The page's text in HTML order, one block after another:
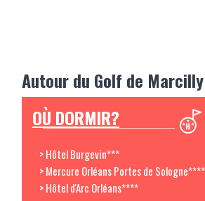
Autour du Golf de Marcilly
OÙ DORMIR?
> Hôtel Burgevin***
> Mercure Orléans Portes de Sologne****
> Hôtel d'Arc Orléans****